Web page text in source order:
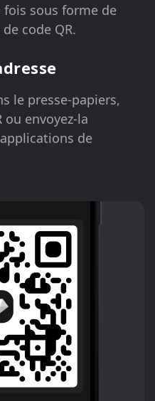
fois sous forme de
code QR.
le presse-papiers,
ou envoyez-la
de